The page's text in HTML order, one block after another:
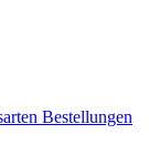
Bestellungen